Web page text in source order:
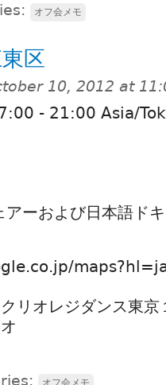
オフ会メモ
区
10, 2012 at
- 21:00 Asia/
ーおよび日本語ド
リオレジダンス東京
オフ会メモ